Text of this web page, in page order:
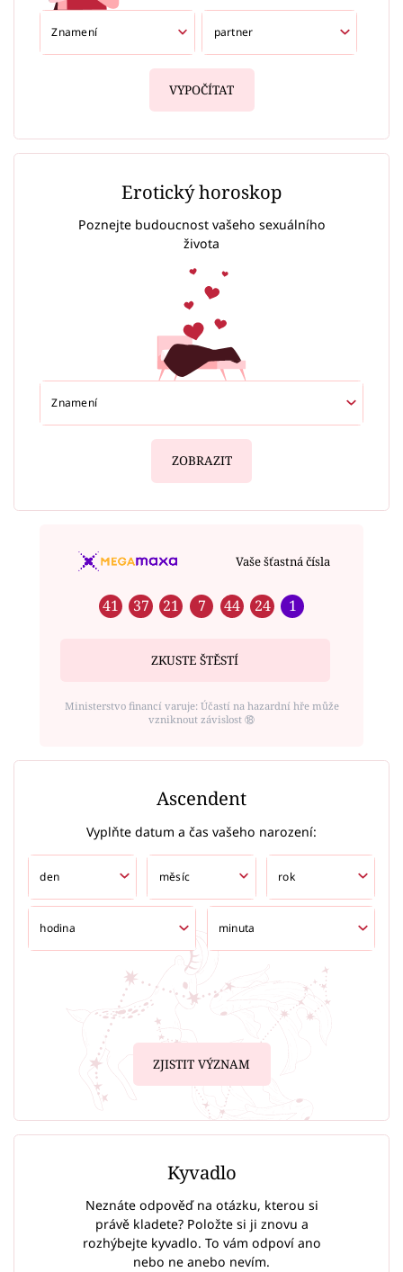
VYPOČÍTAT
Erotický horoskop
Poznejte budoucnost vašeho sexuálního
života
ZOBRAZIT
Vaše šťastná čísla
41 37 21 7 44 24 1
ZKUSTE ŠTĚSTÍ
Ministerstvo financí varuje: Účastí na hazardní hře může
vzniknout závislost ⑱
Ascendent
Vyplňte datum a čas vašeho narození:
ZJISTIT VÝZNAM
Kyvadlo
Neznáte odpověď na otázku, kterou si
právě kladete? Položte si ji znovu a
rozhýbejte kyvadlo. To vám odpoví ano
nebo ne anebo nevím.